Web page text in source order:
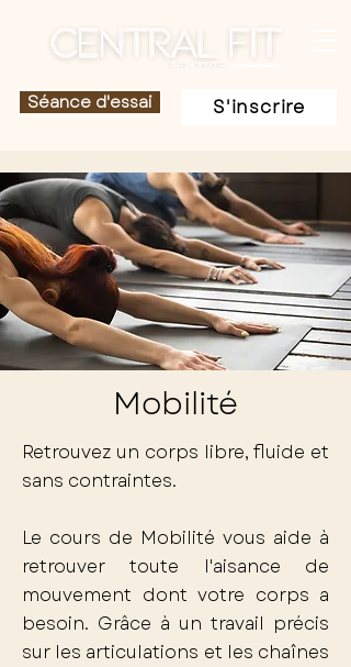
Séance d'essai S'inscrire
Mobilité
Retrouvez un corps libre, fluide et
sans contraintes.
Le cours de Mobilité vous aide à
retrouver toute l'aisance de
mouvement dont votre corps a
besoin. Grâce à un travail précis
sur les articulations et les chaînes